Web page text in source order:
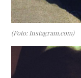
(Foto: Instagram.com)